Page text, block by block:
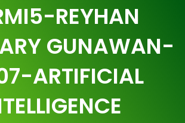
REYHAN
GUNAWAN-
ARTIFICIAL